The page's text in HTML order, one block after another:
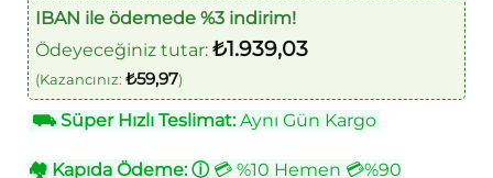
IBAN ile ödemede %3 indirim!
Ödeyeceğiniz tutar: ₺1.939,03
(Kazancınız: ₺59,97)
⛟Süper Hızlı Teslimat:Aynı Gün Kargo
🏘 Kapıda Ödeme: ⓘ💳 %10 Hemen 💳%90